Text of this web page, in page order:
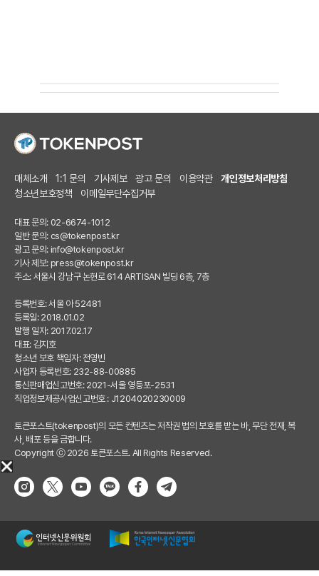
매체소개 1:1 문의 기사제보 광고 문의 이용약관
개인정보처리방침
청소년보호정책
이메일무단수집거부
대표 문의: 02-6674-1012
일반 문의: cs@tokenpost.kr
광고 문의: info@tokenpost.kr
기사 제보: press@tokenpost.kr
주소: 서울시 강남구 논현로 614 ARTISAN 빌딩 6층, 7층
등록번호: 서울 아 52481
등록일: 2018.01.02
발행 일자: 2017.02.17
대표: 김지호
청소년 보호 책임자: 전영빈
사업자 등록번호: 232-88-00885
통신판매업신고번호: 2021-서울 영등포-2531
직업정보제공사업신고번호 : J1204020230009
토큰포스트(tokenpost)의 모든 컨텐츠는 저작권 법의 보호를 받는 바, 무단 전재, 복
사, 배포 등을 금합니다.
Copyright ⓒ 2026 토큰포스트. All Rights Reserved.